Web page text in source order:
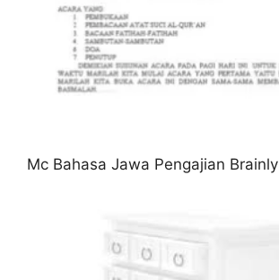
Mc Bahasa Jawa Pengajian Brainly